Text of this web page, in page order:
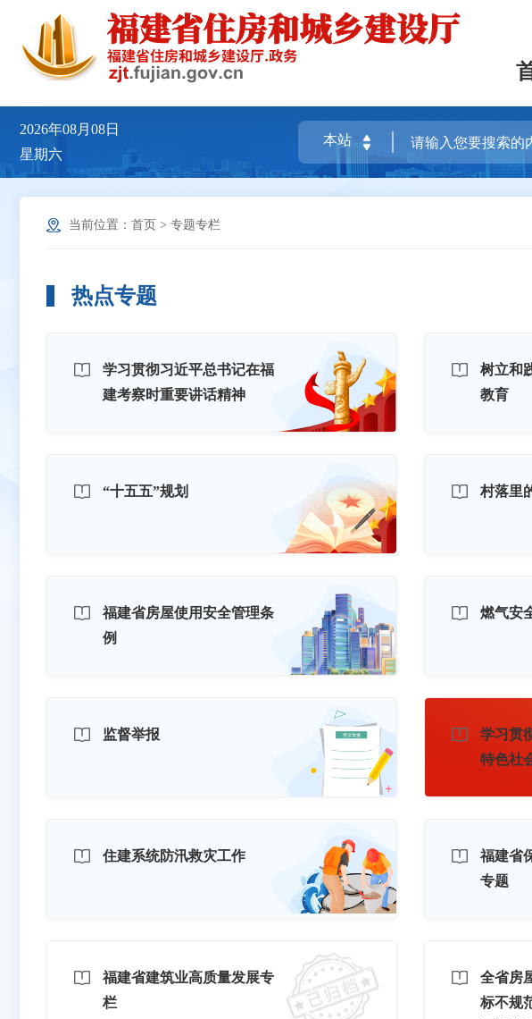
2026年08月08日
星期六
当前位置： 首页 > 专题专栏
热点专题
学习贯彻习近平总书记在福
建考察时重要讲话精神
树立和
教育
“十五五”规划 村落里
福建省房屋使用安全管理条
例
燃气安
监督举报
学习贯
特色社
住建系统防汛救灾工作
福建省
专题
福建省建筑业高质量发展专
栏
全省房
标不规